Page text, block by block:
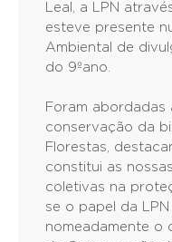
Leal, a LPN
esteve presente
Ambiental de
do 9ºano.
Foram abordadas
conservação da
Florestas,
constitui as
coletivas na
se o papel da
nomeadamente o